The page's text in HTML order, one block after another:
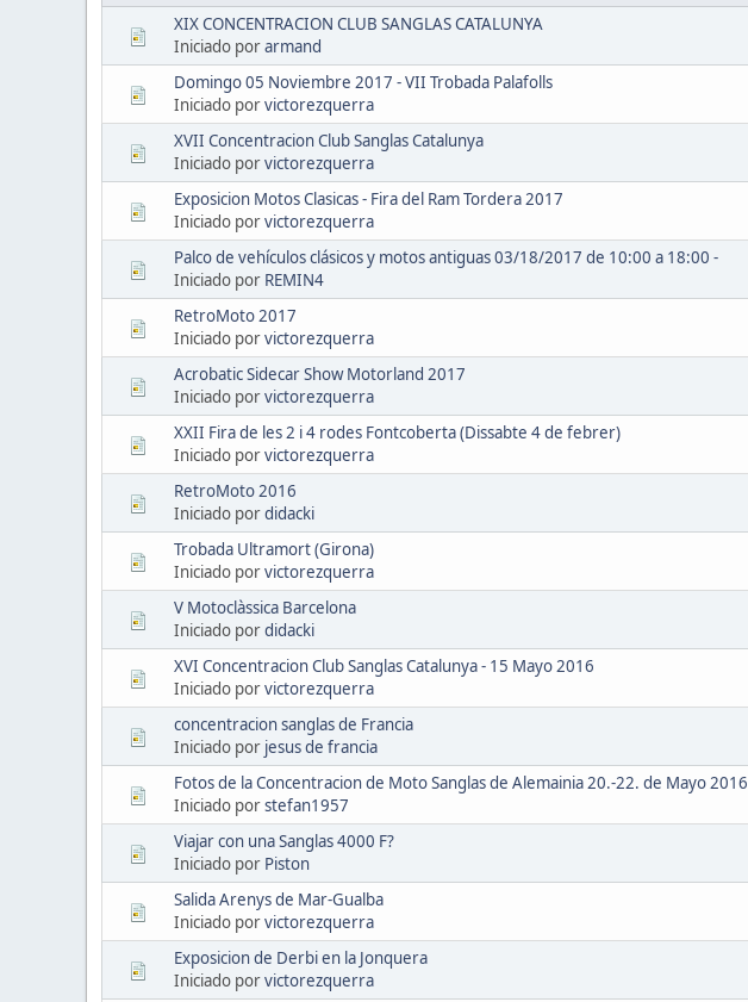
XIX CONCENTRACION CLUB SANGLAS CATALUNYA
Iniciado porarmand
Domingo 05 Noviembre 2017 - VII Trobada Palafolls
Iniciado porvictorezquerra
XVII Concentracion Club Sanglas Catalunya
Iniciado porvictorezquerra
Exposicion Motos Clasicas - Fira del Ram Tordera 2017
Iniciado porvictorezquerra
Palco de vehículos clásicos y motos antiguas 03/18/2017 de 10:00 a 18:00 -
Iniciado por REMIN4
RetroMoto 2017
Iniciado porvictorezquerra
Acrobatic Sidecar Show Motorland 2017
Iniciado porvictorezquerra
XXII Fira de les 2 i 4 rodes Fontcoberta (Dissabte 4 de febrer)
Iniciado porvictorezquerra
RetroMoto 2016
Iniciado pordidacki
Trobada Ultramort (Girona)
Iniciado porvictorezquerra
V Motoclàssica Barcelona
Iniciado pordidacki
XVI Concentracion Club Sanglas Catalunya - 15 Mayo 2016
Iniciado porvictorezquerra
concentracion sanglas de Francia
Iniciado por jesus de francia
Fotos de la Concentracion de Moto Sanglas de Alemainia 20.-22. de Mayo 2016
Iniciado porstefan1957
Viajar con una Sanglas 4000 F?
Iniciado por Piston
Salida Arenys de Mar-Gualba
Iniciado porvictorezquerra
Exposicion de Derbi en la Jonquera
Iniciado porvictorezquerra